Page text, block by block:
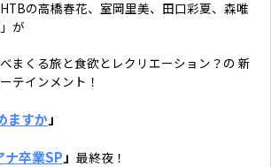
の高橋春花、室岡里美、田口彩夏、森唯
が
まくる旅と食欲とレクリエーション？の 新
テインメント！
ますか」
ナ卒業SP 」 最終夜！